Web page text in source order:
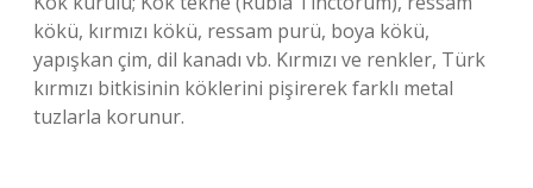
kökü, kırmızı kökü, ressam purü, boya kökü,
yapışkan çim, dil kanadı vb. Kırmızı ve renkler, Türk
kırmızı bitkisinin köklerini pişirerek farklı metal
tuzlarla korunur.